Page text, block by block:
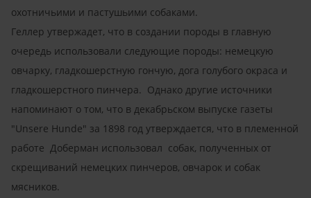
охотничьими и пастушьими собаками.
Геллер утвержадет, что в создании породы в главную
очередь использовали следующие породы: немецкую
овчарку, гладкошерстную гончую, дога голубого окраса и
гладкошерстного пинчера. Однако другие источники
напоминают о том, что в декабрьском выпуске газеты
"Unsere Hunde" за 1898 год утверждается, что в племенной
работе Доберман использовал собак, полученных от
скрещиваний немецких пинчеров, овчарок и собак
мясников.